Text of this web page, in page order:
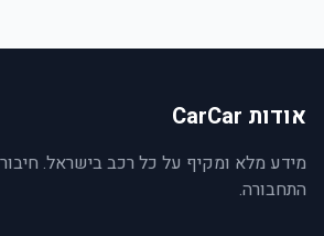
אודות CarCar
מידע מלא ומקיף על כל רכב בישראל.
התחבורה.